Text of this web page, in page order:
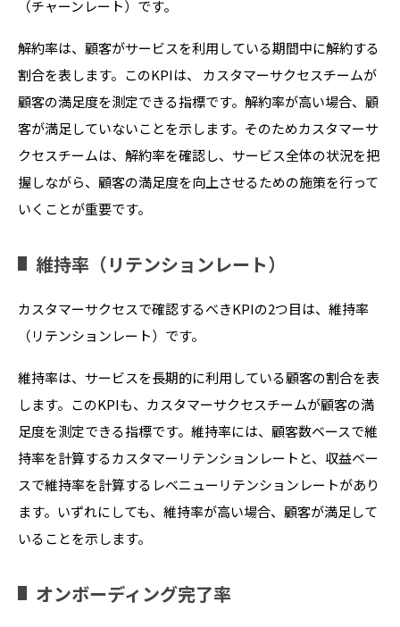
（チャーンレート）です。
解約率は、顧客がサービスを利用している期間中に解約する
割合を表します。このKPIは、 カスタマーサクセスチームが
顧客の満足度を測定できる指標です。解約率が高い場合、顧
客が満足していないことを示します。そのためカスタマーサ
クセスチームは、解約率を確認し、サービス全体の状況を把
握しながら、顧客の満足度を向上させるための施策を行って
いくことが重要です。
維持率（リテンションレート）
カスタマーサクセスで確認するべきKPIの2つ目は、維持率
（リテンションレート）です。
維持率は、サービスを長期的に利用している顧客の割合を表
します。このKPIも、カスタマーサクセスチームが顧客の満
足度を測定できる指標です。維持率には、顧客数ベースで維
持率を計算するカスタマーリテンションレートと、収益ベー
スで維持率を計算するレベニューリテンションレートがあり
ます。いずれにしても、維持率が高い場合、顧客が満足して
いることを示します。
オンボーディング完了率